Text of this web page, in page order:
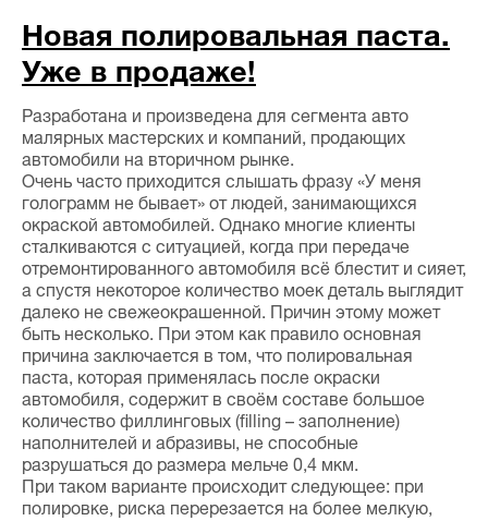
Новая полировальная паста.
Уже в продаже!
Разработана и произведена для сегмента авто
малярных мастерских и компаний, продающих
автомобили на вторичном рынке.
Очень часто приходится слышать фразу «У меня
голограмм не бывает» от людей, занимающихся
окраской автомобилей. Однако многие клиенты
сталкиваются с ситуацией, когда при передаче
отремонтированного автомобиля всё блестит и сияет,
а спустя некоторое количество моек деталь выглядит
далеко не свежеокрашенной. Причин этому может
быть несколько. При этом как правило основная
причина заключается в том, что полировальная
паста, которая применялась после окраски
автомобиля, содержит в своём составе большое
количество филлинговых (filling – заполнение)
наполнителей и абразивы, не способные
разрушаться до размера мельче 0,4 мкм.
При таком варианте происходит следующее: при
полировке, риска перерезается на более мелкую,